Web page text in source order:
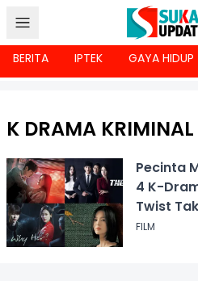
BERITA IPTEK GAYA HIDUP
K DRAMA
Pecinta
4 K-
Twist
FILM